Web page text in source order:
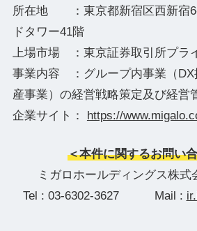
所在地 ：東京都新宿区西新宿
ドタワー41階
上場市場 ：東京証券取引所プラ
事業内容 ：グループ内事業（DX
産事業）の経営戦略策定及び経営
企業サイト： https://
＜本件に関するお問い
ミガロホールディングス株
Tel : 03-6302-3627 Mail :